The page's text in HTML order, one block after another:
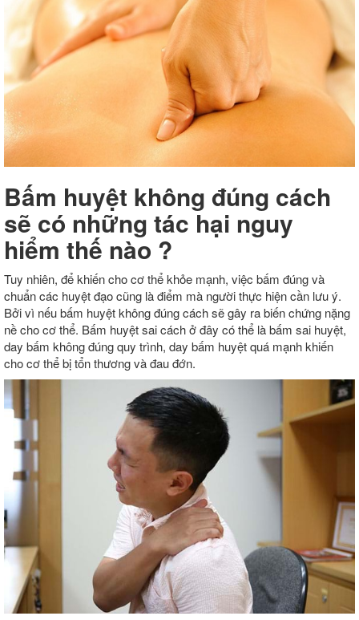
Bấm huyệt không đúng cách
sẽ có những tác hại nguy
hiểm thế nào ?
Tuy nhiên, để khiến cho cơ thể khỏe mạnh, việc bấm đúng và
chuẩn các huyệt đạo cũng là điểm mà người thực hiện cần lưu ý.
Bởi vì nếu bấm huyệt không đúng cách sẽ gây ra biến chứng nặng
nề cho cơ thể. Bấm huyệt sai cách ở đây có thể là bấm sai huyệt,
day bấm không đúng quy trình, day bấm huyệt quá mạnh khiến
cho cơ thể bị tổn thương và đau đớn.